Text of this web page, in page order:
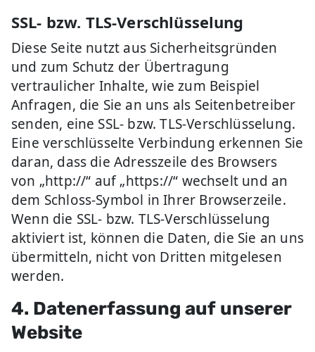
SSL- bzw. TLS-Verschlüsselung
Diese Seite nutzt aus Sicherheitsgründen
und zum Schutz der Übertragung
vertraulicher Inhalte, wie zum Beispiel
Anfragen, die Sie an uns als Seitenbetreiber
senden, eine SSL- bzw. TLS-Verschlüsselung.
Eine verschlüsselte Verbindung erkennen Sie
daran, dass die Adresszeile des Browsers
von „http://“ auf „https://“ wechselt und an
dem Schloss-Symbol in Ihrer Browserzeile.
Wenn die SSL- bzw. TLS-Verschlüsselung
aktiviert ist, können die Daten, die Sie an uns
übermitteln, nicht von Dritten mitgelesen
werden.
4. Datenerfassung auf unserer
Website